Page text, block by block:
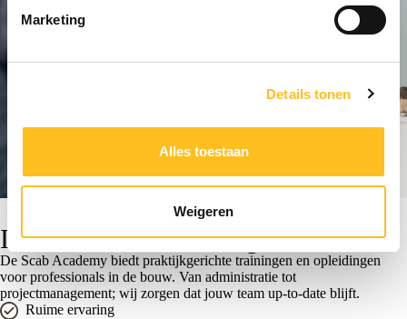
Marketing
Details tonen
Alles toestaan
Weigeren
Investeer in kennis en groei
De Scab Academy biedt praktijkgerichte trainingen en opleidingen
voor professionals in de bouw. Van administratie tot
projectmanagement; wij zorgen dat jouw team up-to-date blijft.
Ruime ervaring